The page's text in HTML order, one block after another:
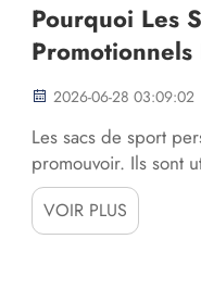
Pourquoi Les
Promotionnels
2026-06-28 03:09:02
Les sacs de sport
promouvoir. Ils sont
Trading sait à quel
remplissent
VOIR PLUS